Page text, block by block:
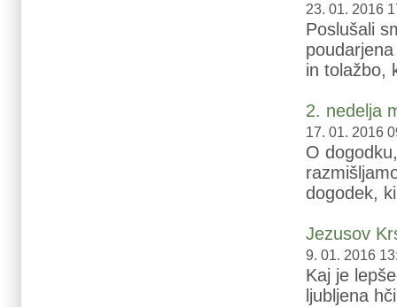
23. 01. 2016
Poslušali
in tolažbo,
2. nedelja
17. 01. 2016
O
dogodek,
Jezusov
9. 01. 2016
Kaj je
ljubljena